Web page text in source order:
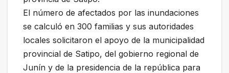
El número de afectados por las inundaciones
se calculó en 300 familias y sus autoridades
locales solicitaron el apoyo de la municipalidad
provincial de Satipo, del gobierno regional de
Junín y de la presidencia de la república para